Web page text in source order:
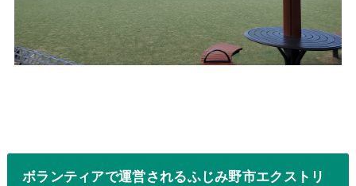
ボランティアで運営されるふじみ野市エクストリ